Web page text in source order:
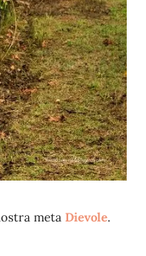
meta Dievole.